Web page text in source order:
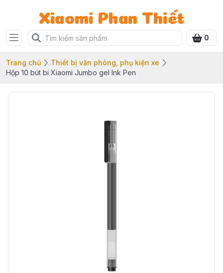
Xiaomi Phan Thiết
0
Trang chủ
Thiết bị văn phòng, phụ kiện xe
Hộp 10 bút bi Xiaomi Jumbo gel Ink Pen